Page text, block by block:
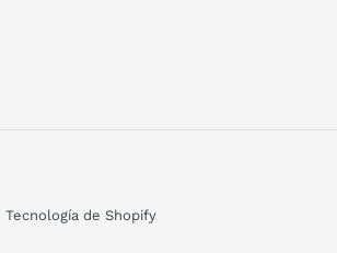
Tecnología de Shopify